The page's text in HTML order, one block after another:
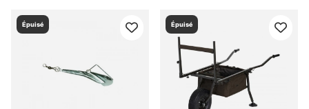
Épuisé Épuisé